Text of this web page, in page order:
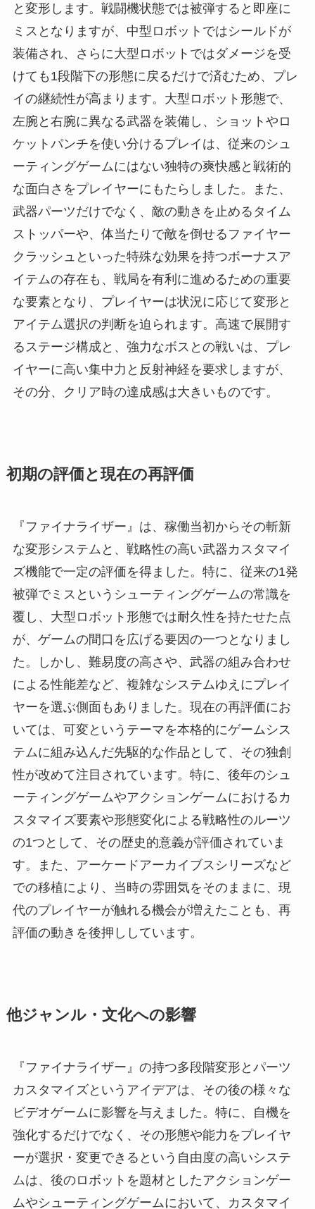
と変形します。戦闘機状態では被弾すると即座に
ミスとなりますが、中型ロボットではシールドが
装備され、さらに大型ロボットではダメージを受
けても1段階下の形態に戻るだけで済むため、プレ
イの継続性が高まります。大型ロボット形態で、
左腕と右腕に異なる武器を装備し、ショットやロ
ケットパンチを使い分けるプレイは、従来のシュ
ーティングゲームにはない独特の爽快感と戦術的
な面白さをプレイヤーにもたらしました。また、
武器パーツだけでなく、敵の動きを止めるタイム
ストッパーや、体当たりで敵を倒せるファイヤー
クラッシュといった特殊な効果を持つボーナスア
イテムの存在も、戦局を有利に進めるための重要
な要素となり、プレイヤーは状況に応じて変形と
アイテム選択の判断を迫られます。高速で展開す
るステージ構成と、強力なボスとの戦いは、プレ
イヤーに高い集中力と反射神経を要求しますが、
その分、クリア時の達成感は大きいものです。
初期の評価と現在の再評価
『ファイナライザー』は、稼働当初からその斬新
な変形システムと、戦略性の高い武器カスタマイ
ズ機能で一定の評価を得ました。特に、従来の1発
被弾でミスというシューティングゲームの常識を
覆し、大型ロボット形態では耐久性を持たせた点
が、ゲームの間口を広げる要因の一つとなりまし
た。しかし、難易度の高さや、武器の組み合わせ
による性能差など、複雑なシステムゆえにプレイ
ヤーを選ぶ側面もありました。現在の再評価にお
いては、可変というテーマを本格的にゲームシス
テムに組み込んだ先駆的な作品として、その独創
性が改めて注目されています。特に、後年のシュ
ーティングゲームやアクションゲームにおけるカ
スタマイズ要素や形態変化による戦略性のルーツ
の1つとして、その歴史的意義が評価されていま
す。また、アーケードアーカイブスシリーズなど
での移植により、当時の雰囲気をそのままに、現
代のプレイヤーが触れる機会が増えたことも、再
評価の動きを後押ししています。
他ジャンル・文化への影響
『ファイナライザー』の持つ多段階変形とパーツ
カスタマイズというアイデアは、その後の様々な
ビデオゲームに影響を与えました。特に、自機を
強化するだけでなく、その形態や能力をプレイヤ
ーが選択・変更できるという自由度の高いシステ
ムは、後のロボットを題材としたアクションゲー
ムやシューティングゲームにおいて、カスタマイ